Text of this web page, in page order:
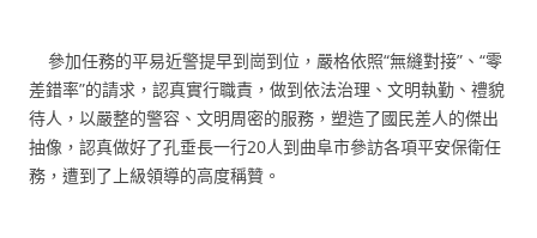
參加任務的平易近警提早到崗到位，嚴格依照“無縫對接”、“零
差錯率”的請求，認真實行職責，做到依法治理、文明執勤、禮貌
待人，以嚴整的警容、文明周密的服務，塑造了國民差人的傑出
抽像，認真做好了孔垂長一行20人到曲阜市參訪各項平安保衛任
務，遭到了上級領導的高度稱贊。